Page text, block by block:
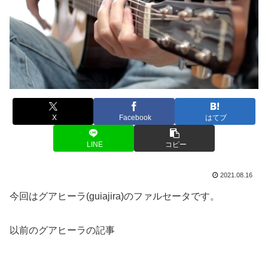
X Facebook はてブ
LINE コピー
2021.08.16
今回はグアヒーラ(guiajira)のファルセータです。
以前のグアヒーラの記事